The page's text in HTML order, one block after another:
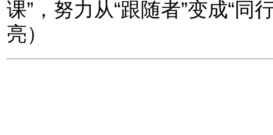
课”，努力从“跟随者”变成“同
亮）